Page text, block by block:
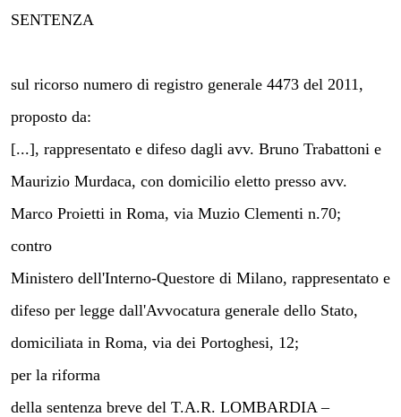
SENTENZA
sul ricorso numero di registro generale 4473 del 2011,
proposto da:
[...], rappresentato e difeso dagli avv. Bruno Trabattoni e
Maurizio Murdaca, con domicilio eletto presso avv.
Marco Proietti in Roma, via Muzio Clementi n.70;
contro
Ministero dell'Interno-Questore di Milano, rappresentato e
difeso per legge dall'Avvocatura generale dello Stato,
domiciliata in Roma, via dei Portoghesi, 12;
per la riforma
della sentenza breve del T.A.R. LOMBARDIA –